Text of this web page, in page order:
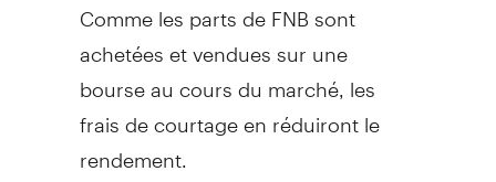
Comme les parts de FNB sont
achetées et vendues sur une
bourse au cours du marché, les
frais de courtage en réduiront le
rendement.